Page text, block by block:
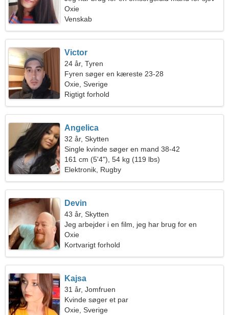
Oxie
Venskab
Victor
24 år, Tyren
Fyren søger en kæreste 23-28
Oxie, Sverige
Rigtigt forhold
Angelica
32 år, Skytten
Single kvinde søger en mand 38-42
161 cm (5'4"), 54 kg (119 lbs)
Elektronik, Rugby
Devin
43 år, Skytten
Jeg arbejder i en film, jeg har brug for en
romantisk kvinde
Oxie
Kortvarigt forhold
Kajsa
31 år, Jomfruen
Kvinde søger et par
Oxie, Sverige